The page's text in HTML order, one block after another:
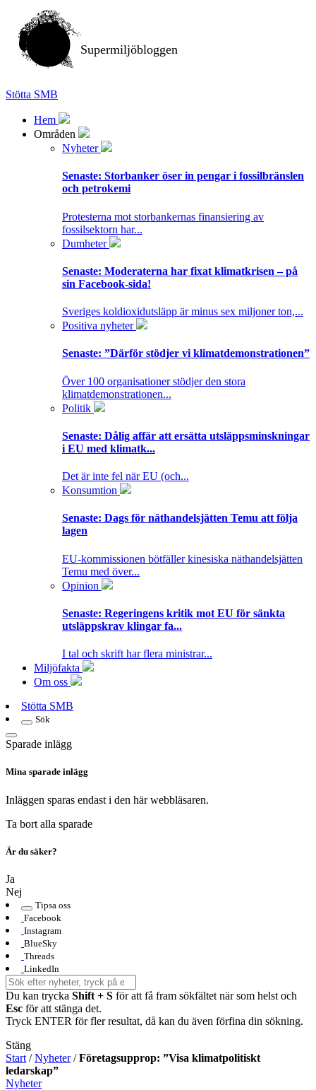
Supermiljöbloggen
Stötta SMB
Hem
Områden
Nyheter
Senaste: Storbanker öser in pengar i fossilbränslen
och petrokemi
Protesterna mot storbankernas finansiering av
fossilsektorn har...
Dumheter
Senaste: Moderaterna har fixat klimatkrisen – på
sin Facebook-sida!
Sveriges koldioxidutsläpp är minus sex miljoner ton,...
Positiva nyheter
Senaste: ”Därför stödjer vi klimatdemonstrationen”
Över 100 organisationer stödjer den stora
klimatdemonstrationen...
Politik
Senaste: Dålig affär att ersätta utsläppsminskningar
i EU med klimatk...
Det är inte fel när EU (och...
Konsumtion
Senaste: Dags för näthandelsjätten Temu att följa
lagen
EU-kommissionen bötfäller kinesiska näthandelsjätten
Temu med över...
Opinion
Senaste: Regeringens kritik mot EU för sänkta
utsläppskrav klingar fa...
I tal och skrift har flera ministrar...
Miljöfakta
Om oss
Stötta SMB
Sök
Sparade inlägg
Mina sparade inlägg
Inläggen sparas endast i den här webbläsaren.
Ta bort alla sparade
Är du säker?
Ja
Nej
Tipsa oss
Facebook
Instagram
BlueSky
Threads
LinkedIn
Du kan trycka Shift + S för att få fram sökfältet när som helst och
Esc för att stänga det.
Tryck ENTER för fler resultat, då kan du även förfina din sökning.
Stäng
Start /Nyheter/Företagsupprop: ”Visa klimatpolitiskt
ledarskap”
Nyheter